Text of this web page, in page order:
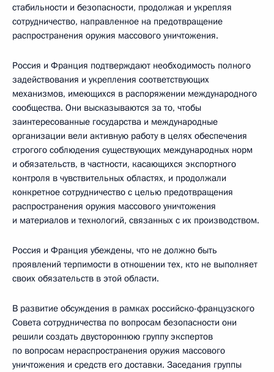
стабильности и безопасности, продолжая и укрепляя
сотрудничество, направленное на предотвращение
распространения оружия массового уничтожения.
Россия и Франция подтверждают необходимость полного
задействования и укрепления соответствующих
механизмов, имеющихся в распоряжении международного
сообщества. Они высказываются за то, чтобы
заинтересованные государства и международные
организации вели активную работу в целях обеспечения
строгого соблюдения существующих международных норм
и обязательств, в частности, касающихся экспортного
контроля в чувствительных областях, и продолжали
конкретное сотрудничество с целью предотвращения
распространения оружия массового уничтожения
и материалов и технологий, связанных с их производством.
Россия и Франция убеждены, что не должно быть
проявлений терпимости в отношении тех, кто не выполняет
своих обязательств в этой области.
В развитие обсуждения в рамках российско-французского
Совета сотрудничества по вопросам безопасности они
решили создать двустороннюю группу экспертов
по вопросам нераспространения оружия массового
уничтожения и средств его доставки. Заседания группы